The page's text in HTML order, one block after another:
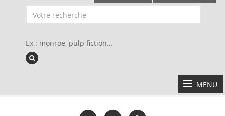
Ex : monroe, pulp fiction...
MENU